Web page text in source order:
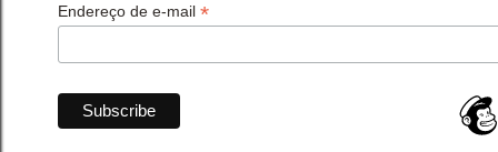
Endereço de e-mail *